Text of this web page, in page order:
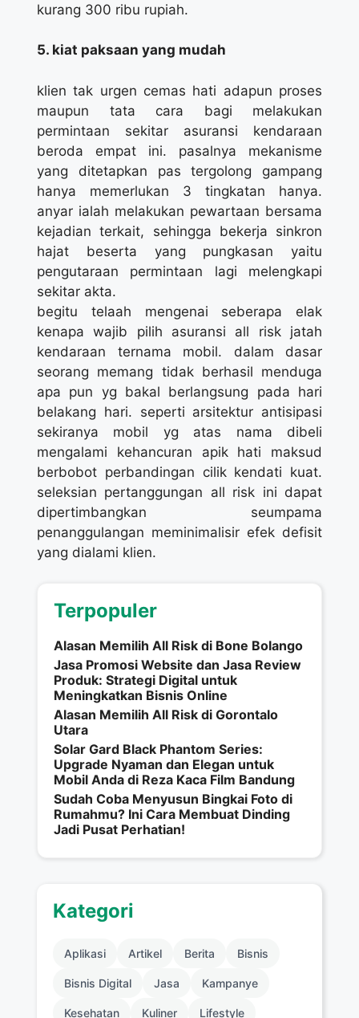
kurang 300 ribu rupiah.
5. kiat paksaan yang mudah
klien tak urgen cemas hati adapun proses
maupun tata cara bagi melakukan
permintaan sekitar asuransi kendaraan
beroda empat ini. pasalnya mekanisme
yang ditetapkan pas tergolong gampang
hanya memerlukan 3 tingkatan hanya.
anyar ialah melakukan pewartaan bersama
kejadian terkait, sehingga bekerja sinkron
hajat beserta yang pungkasan yaitu
pengutaraan permintaan lagi melengkapi
sekitar akta.
begitu telaah mengenai seberapa elak
kenapa wajib pilih asuransi all risk jatah
kendaraan ternama mobil. dalam dasar
seorang memang tidak berhasil menduga
apa pun yg bakal berlangsung pada hari
belakang hari. seperti arsitektur antisipasi
sekiranya mobil yg atas nama dibeli
mengalami kehancuran apik hati maksud
berbobot perbandingan cilik kendati kuat.
seleksian pertanggungan all risk ini dapat
dipertimbangkan seumpama
penanggulangan meminimalisir efek defisit
yang dialami klien.
Terpopuler
Alasan Memilih All Risk di Bone Bolango
Jasa Promosi Website dan Jasa Review
Produk: Strategi Digital untuk
Meningkatkan Bisnis Online
Alasan Memilih All Risk di Gorontalo
Utara
Solar Gard Black Phantom Series:
Upgrade Nyaman dan Elegan untuk
Mobil Anda di Reza Kaca Film Bandung
Sudah Coba Menyusun Bingkai Foto di
Rumahmu? Ini Cara Membuat Dinding
Jadi Pusat Perhatian!
Kategori
Aplikasi Artikel Berita Bisnis
Bisnis Digital Jasa Kampanye
Kesehatan Kuliner Lifestyle